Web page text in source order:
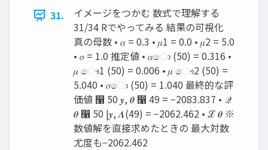
31.
イメージをつかむ 数式で理解する
31/34 Rでやってみる 結果の可視化
真の母数 • 𝛼 = 0.3 • 𝜇1 = 0.0 • 𝜇2 = 5.0
• 𝜎 = 1.0 推定値 • 𝛼ො (50) = 0.316 •
𝜇 ෞ1 (50) = 0.006 • 𝜇 ෞ2 (50) =
5.040 • 𝜎ො (50) = 1.040 最終的な評
価値 ෡ 50 𝒚, 𝜽 ෡ 49 = −2083.837 • 𝒬
𝜽 ෡ 50 |𝒚, 𝜦(49) = −2062.462 • ℒ 𝜽 ※
数値解を直接求めたときの 最大対数
尤度も−2062.462